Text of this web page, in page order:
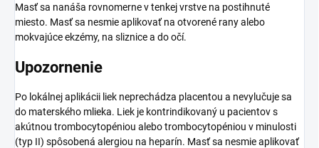
Masť sa nanáša rovnomerne v tenkej vrstve na postihnuté
miesto. Masť sa nesmie aplikovať na otvorené rany alebo
mokvajúce ekzémy, na sliznice a do očí.
Upozornenie
Po lokálnej aplikácii liek neprechádza placentou a nevylučuje sa
do materského mlieka. Liek je kontrindikovaný u pacientov s
akútnou trombocytopéniou alebo trombocytopéniou v minulosti
(typ II) spôsobená alergiou na heparín. Masť sa nesmie aplikovať